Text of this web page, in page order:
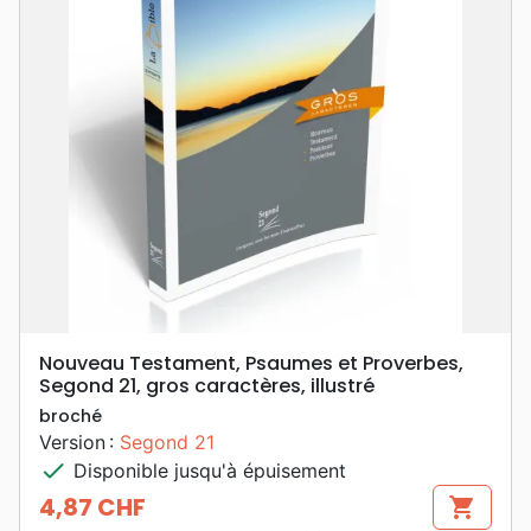
Nouveau Testament, Psaumes et Proverbes,
Segond 21, gros caractères, illustré
broché
Version : Segond 21
check Disponible jusqu'à épuisement
Prix
4,87 CHF shopping_cart